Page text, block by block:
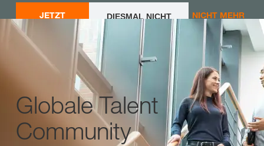
JETZT
WECHSELN
DIESMAL NICHT
WECHSELN
NICHT MEHR
FRAGEN
Globale Talent
Community